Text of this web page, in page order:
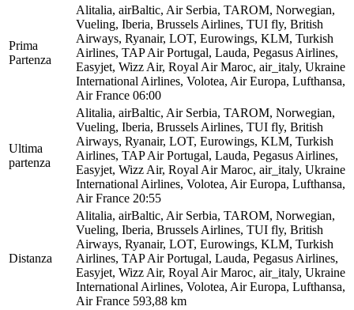
Prima
Partenza
Alitalia, airBaltic, Air Serbia, TAROM, Norwegian,
Vueling, Iberia, Brussels Airlines, TUI fly, British
Airways, Ryanair, LOT, Eurowings, KLM, Turkish
Airlines, TAP Air Portugal, Lauda, Pegasus Airlines,
Easyjet, Wizz Air, Royal Air Maroc, air_italy, Ukraine
International Airlines, Volotea, Air Europa, Lufthansa,
Air France 06:00
Ultima
partenza
Alitalia, airBaltic, Air Serbia, TAROM, Norwegian,
Vueling, Iberia, Brussels Airlines, TUI fly, British
Airways, Ryanair, LOT, Eurowings, KLM, Turkish
Airlines, TAP Air Portugal, Lauda, Pegasus Airlines,
Easyjet, Wizz Air, Royal Air Maroc, air_italy, Ukraine
International Airlines, Volotea, Air Europa, Lufthansa,
Air France 20:55
Distanza
Alitalia, airBaltic, Air Serbia, TAROM, Norwegian,
Vueling, Iberia, Brussels Airlines, TUI fly, British
Airways, Ryanair, LOT, Eurowings, KLM, Turkish
Airlines, TAP Air Portugal, Lauda, Pegasus Airlines,
Easyjet, Wizz Air, Royal Air Maroc, air_italy, Ukraine
International Airlines, Volotea, Air Europa, Lufthansa,
Air France 593,88 km